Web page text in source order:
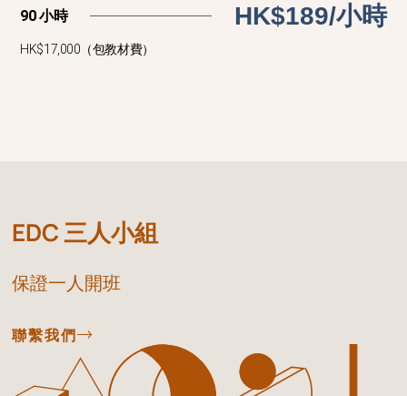
90 小時 HK$189/小時
HK$17,000（包教材費）
EDC 三人小組
保證一人開班
聯繫我們